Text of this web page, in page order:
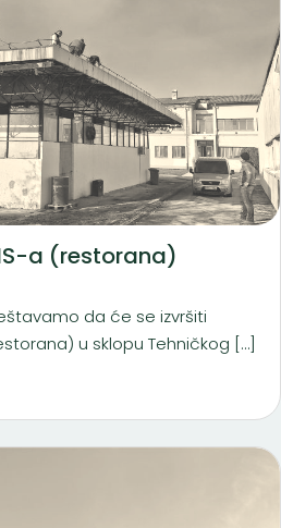
a (restorana)
da će se izvršiti
u sklopu Tehničkog […]